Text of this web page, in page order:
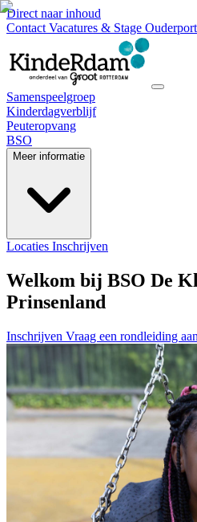
Direct naar inhoud
Contact Vacatures & Stage
Samenspeelgroep
Kinderdagverblijf
Peuteropvang
BSO
Meer informatie
Locaties Inschrijven
Welkom bij BSO De
Prinsenland
Inschrijven Vraag een rondleiding aan